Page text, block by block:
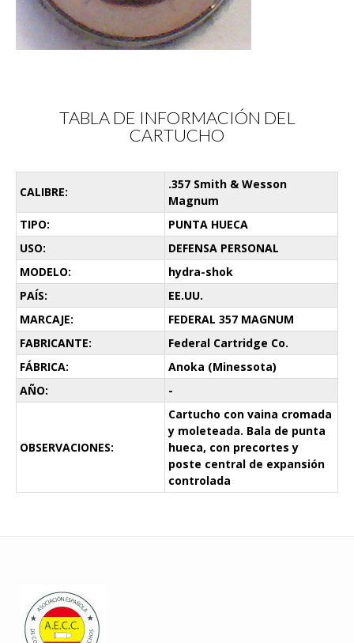
TABLA DE INFORMACIÓN DEL
CARTUCHO
CALIBRE:
.357 Smith & Wesson
Magnum
TIPO:
PUNTA HUECA
USO:
DEFENSA PERSONAL
MODELO:
hydra-shok
PAÍS:
EE.UU.
MARCAJE:
FEDERAL 357 MAGNUM
FABRICANTE:
Federal Cartridge Co.
FÁBRICA:
Anoka (Minessota)
AÑO:
-
OBSERVACIONES:
Cartucho con vaina cromada
y moleteada. Bala de punta
hueca, con precortes y
poste central de expansión
controlada